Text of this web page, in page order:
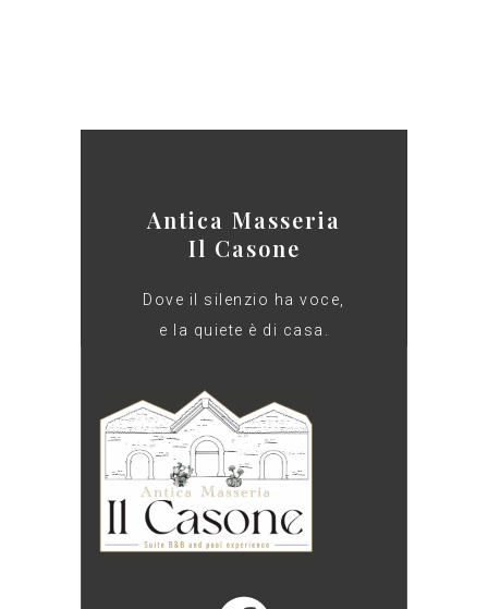
Antica Masseria
Il Casone
Dove il silenzio ha voce,
e la quiete è di casa.